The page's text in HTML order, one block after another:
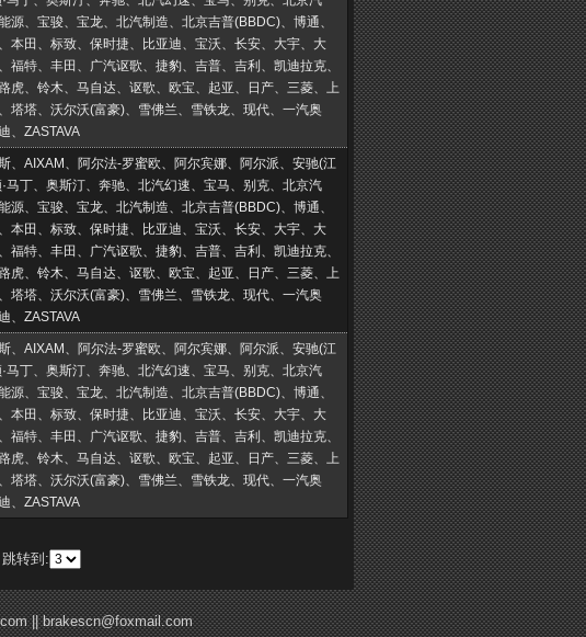
源、宝骏、宝龙、北汽制造、北京吉普(BBDC)、博通、
本田、标致、保时捷、比亚迪、宝沃、长安、大宇、大
福特、丰田、广汽讴歌、捷豹、吉普、吉利、凯迪拉克、
虎、铃木、马自达、讴歌、欧宝、起亚、日产、三菱、上
塔塔、沃尔沃(富豪)、雪佛兰、雪铁龙、现代、一汽奥
、ZASTAVA
、AIXAM、阿尔法-罗蜜欧、阿尔宾娜、阿尔派、安驰(江
马丁、奥斯汀、奔驰、北汽幻速、宝马、别克、北京汽
源、宝骏、宝龙、北汽制造、北京吉普(BBDC)、博通、
本田、标致、保时捷、比亚迪、宝沃、长安、大宇、大
福特、丰田、广汽讴歌、捷豹、吉普、吉利、凯迪拉克、
虎、铃木、马自达、讴歌、欧宝、起亚、日产、三菱、上
塔塔、沃尔沃(富豪)、雪佛兰、雪铁龙、现代、一汽奥
、ZASTAVA
、AIXAM、阿尔法-罗蜜欧、阿尔宾娜、阿尔派、安驰(江
马丁、奥斯汀、奔驰、北汽幻速、宝马、别克、北京汽
源、宝骏、宝龙、北汽制造、北京吉普(BBDC)、博通、
本田、标致、保时捷、比亚迪、宝沃、长安、大宇、大
福特、丰田、广汽讴歌、捷豹、吉普、吉利、凯迪拉克、
虎、铃木、马自达、讴歌、欧宝、起亚、日产、三菱、上
塔塔、沃尔沃(富豪)、雪佛兰、雪铁龙、现代、一汽奥
、ZASTAVA
跳转到:
|| brakescn@foxmail.com